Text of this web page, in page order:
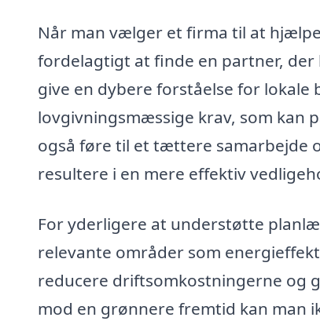
Når man vælger et firma til at
fordelagtigt at finde en partner,
give en dybere forståelse for
lovgivningsmæssige krav, som kan
også føre til et tættere samarbejde
resultere i en mere effektiv
For yderligere at understøtte
relevante områder som
reducere driftsomkostningerne og
mod en grønnere fremtid kan man